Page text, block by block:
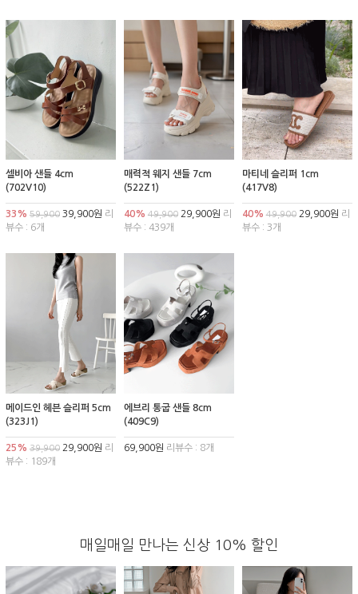
셀비아 샌들 4cm
(702V10)
33% 59,900 39,900원 리
뷰수 : 6개
매력적 웨지 샌들 7cm
(522Z1)
40% 49,90029,900원 리
뷰수 : 439개
마티네 슬리퍼 1cm
(417V8)
40% 49,90029,900원 리
뷰수 : 3개
메이드인 헤븐 슬리퍼 5cm
(323J1)
25% 39,900 29,900원 리
뷰수 : 189개
에브리 통굽 샌들 8cm
(409C9)
69,900원 리뷰수 : 8개
매일매일 만나는 신상 10% 할인